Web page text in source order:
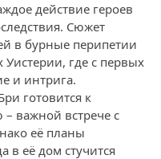
действие героев
Сюжет
в бурные перипетии
где с первых
и интрига.
готовится к
важной встрече с
её планы
в её дом стучится